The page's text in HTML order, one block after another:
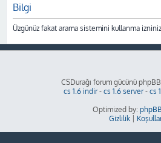
Bilgi
Üzgünüz fakat arama sistemini kullanma
CSDurağı forum gücünü
cs 1.6 indir- cs 1.6 server- cs
Optimized by:
Gizlilik